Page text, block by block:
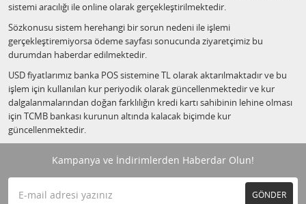
sistemi aracılığı ile online olarak gerçekleştirilmektedir.
Sözkonusu sistem herehangi bir sorun nedeni ile işlemi
gerçekleştiremiyorsa ödeme sayfası sonucunda ziyaretçimiz bu
durumdan haberdar edilmektedir.
USD fiyatlarımız banka POS sistemine TL olarak aktarılmaktadır ve bu
işlem için kullanılan kur periyodik olarak güncellenmektedir ve kur
dalgalanmalarından doğan farklılığın kredi kartı sahibinin lehine olması
için TCMB bankası kurunun altında kalacak biçimde kur
güncellenmektedir.
Kampanya ve İndirimlerden Haberdar Olun!
GÖNDER